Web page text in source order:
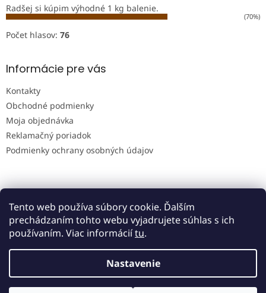
Tento web používa súbory cookie. Ďalším
prechádzaním tohto webu vyjadrujete súhlas s ich
používaním. Viac informáciítu.
Nastavenie
Radšej si kúpim výhodné 1 kg balenie.
(70%)
Počet hlasov: 76
Informácie pre vás
Kontakty
Obchodné podmienky
Moja objednávka
Reklamačný poriadok
Podmienky ochrany osobných údajov
Copyright 2026Cukríkymix. Všetky práva vyhradené.